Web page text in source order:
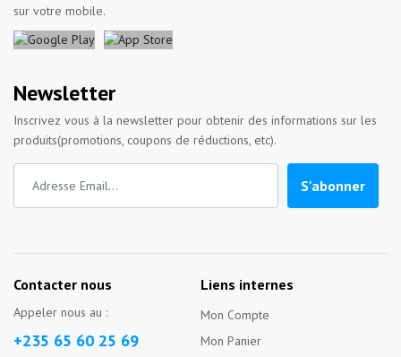
sur votre mobile.
Newsletter
Inscrivez vous à la newsletter pour obtenir des informations sur les
produits(promotions, coupons de réductions, etc).
S'abonner
Contacter nous
Appeler nous au :
+235 65 60 25 69
Liens internes
Mon Compte
Mon Panier